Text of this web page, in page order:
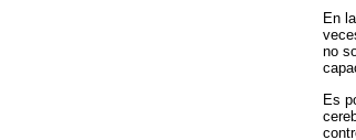
En
no
Es